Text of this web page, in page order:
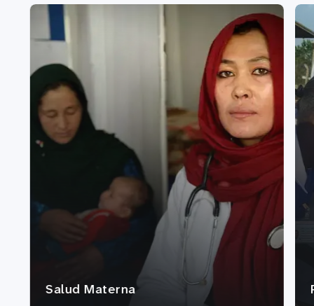
Salud Materna